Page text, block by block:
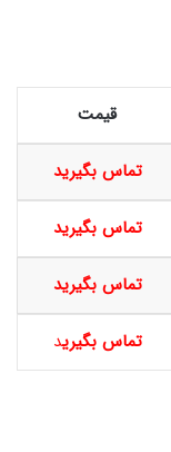
قیمت
تماس بگیرید
تماس بگیرید
تماس بگیرید
تماس بگیرید